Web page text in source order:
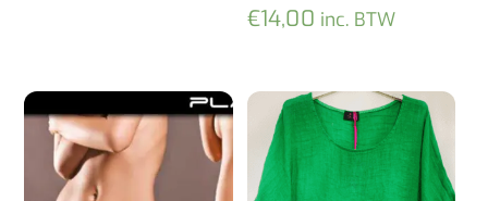
€14,00 inc. BTW